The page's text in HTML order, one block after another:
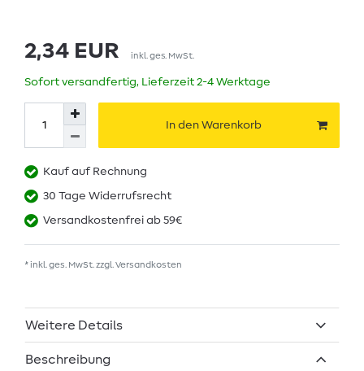
2,34 EUR inkl. ges. MwSt.
Sofort versandfertig, Lieferzeit 2-4 Werktage
In den Warenkorb
Kauf auf Rechnung
30 Tage Widerrufsrecht
Versandkostenfrei ab 59€
* inkl. ges. MwSt. zzgl.Versandkosten
Weitere Details
Beschreibung